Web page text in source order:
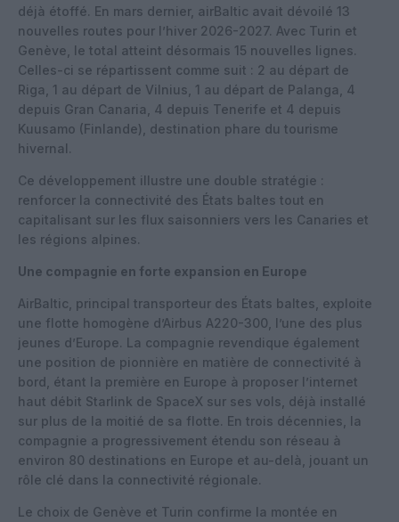
déjà étoffé. En mars dernier, airBaltic avait dévoilé 13
nouvelles routes pour l’hiver 2026-2027. Avec Turin et
Genève, le total atteint désormais 15 nouvelles lignes.
Celles-ci se répartissent comme suit : 2 au départ de
Riga, 1 au départ de Vilnius, 1 au départ de Palanga, 4
depuis Gran Canaria, 4 depuis Tenerife et 4 depuis
Kuusamo (Finlande), destination phare du tourisme
hivernal.
Ce développement illustre une double stratégie :
renforcer la connectivité des États baltes tout en
capitalisant sur les flux saisonniers vers les Canaries et
les régions alpines.
Une compagnie en forte expansion en Europe
AirBaltic, principal transporteur des États baltes, exploite
une flotte homogène d’Airbus A220-300, l’une des plus
jeunes d’Europe. La compagnie revendique également
une position de pionnière en matière de connectivité à
bord, étant la première en Europe à proposer l’internet
haut débit Starlink de SpaceX sur ses vols, déjà installé
sur plus de la moitié de sa flotte. En trois décennies, la
compagnie a progressivement étendu son réseau à
environ 80 destinations en Europe et au-delà, jouant un
rôle clé dans la connectivité régionale.
Le choix de Genève et Turin confirme la montée en